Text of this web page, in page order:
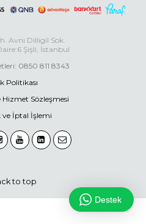
Avni Dilligil Sok.
Şişli, İstanbul
0850 811 8343
Politikası
Sözleşmesi
ve İptal İşlemi
to top
Destek